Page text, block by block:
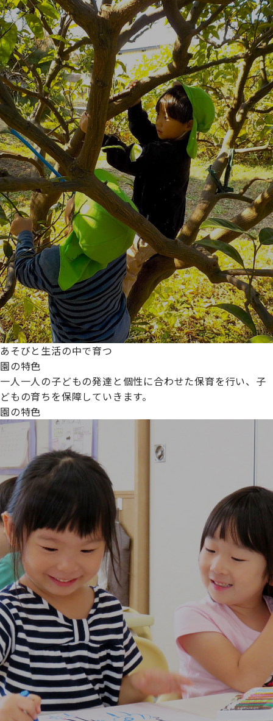
あそびと生活の中で育つ
園の特色
一人一人の子どもの発達と個性に合わせた保育を行い、子
どもの育ちを保障していきます。
園の特色